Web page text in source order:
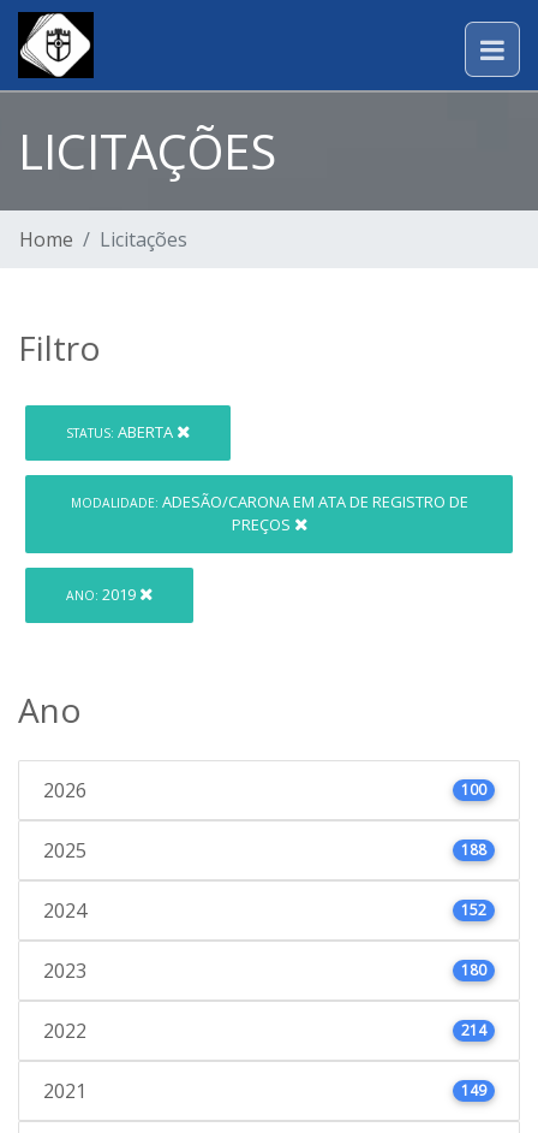
LICITAÇÕES
Home Licitações
Filtro
STATUS: ABERTA
MODALIDADE: ADESÃO/CARONA EM ATA DE REGISTRO DE
PREÇOS
ANO: 2019
Ano
2026 100
2025 188
2024 152
2023 180
2022 214
2021 149